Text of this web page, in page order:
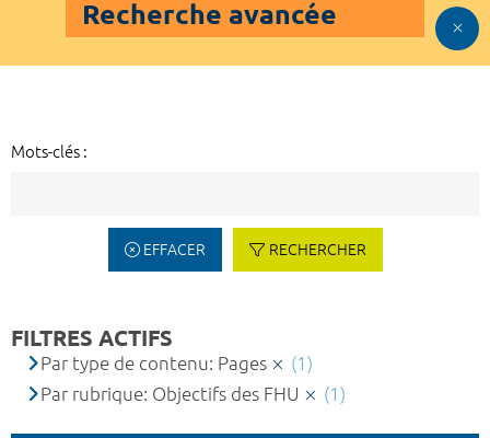
Recherche avancée
Mots-clés :
EFFACER RECHERCHER
FILTRES ACTIFS
Par type de contenu: Pages
(1)
Par rubrique: Objectifs des FHU
(1)